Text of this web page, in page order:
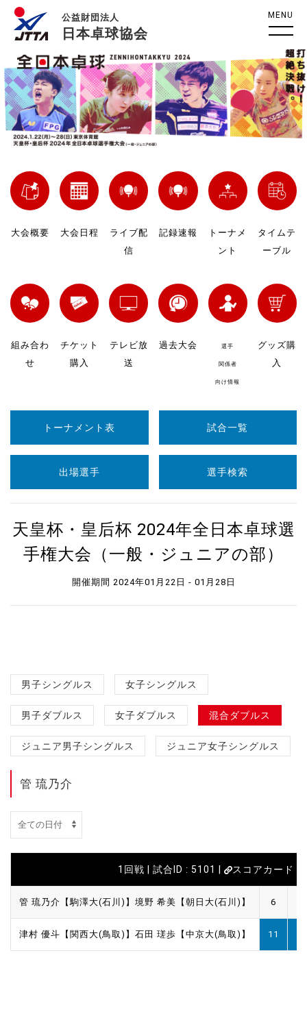
公益財団法人
日本卓球協会
MENU
大会概要 大会日程
ライブ配
信
記録速報
トーナメ
ント
タイムテ
ーブル
組み合わ
せ
チケット
購入
テレビ放
送
過去大会 選手
関係者
向け情報
グッズ購
入
トーナメント表 試合一覧
出場選手 選手検索
天皇杯・皇后杯 2024年全日本卓球選
手権大会（一般・ジュニアの部）
開催期間 2024年01月22日 - 01月28日
男子シングルス 女子シングルス
男子ダブルス 女子ダブルス 混合ダブルス
ジュニア男子シングルス ジュニア女子シングルス
管 琉乃介
1回戦 | 試合ID : 5101 | スコアカード
管 琉乃介【駒澤大(石川)】 境野 希美【朝日大(石川)】 6
津村 優斗【関西大(鳥取)】 石田 瑳歩【中京大(鳥取)】 11